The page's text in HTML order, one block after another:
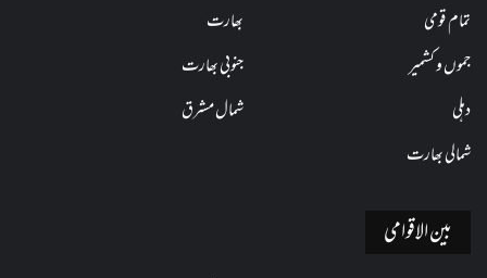
تمام قومی
بھارت
جموں و کشمیر
جنوبی بھارت
دہلی
شمال مشرق
شمالی بھارت
بین الاقوامی